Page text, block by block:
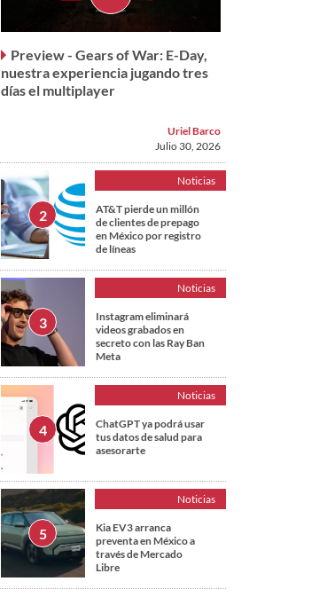
Preview - Gears of War: E-Day,
nuestra experiencia jugando tres
días el multiplayer
Uriel Barco
Julio 30, 2026
Noticias
AT&T pierde un millón
de clientes de prepago
en México por registro
de líneas
Noticias
Instagram eliminará
videos grabados en
secreto con las Ray Ban
Meta
Noticias
ChatGPT ya podrá usar
tus datos de salud para
asesorarte
Noticias
Kia EV3 arranca
preventa en México a
través de Mercado
Libre